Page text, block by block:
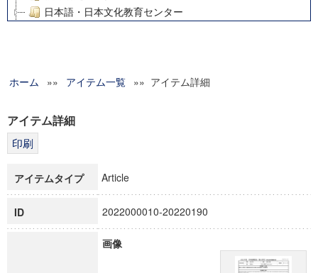
日本語・日本文化教育センター
グローバルリサーチインスティテュート
科学研究費補助金研究成果報告書
博士課程教育リーディングプログラム「超成熟社会発展のサ
ホーム »» アイテム一覧 »» アイテム詳細
アイテム詳細
アイテムタイプ Article
ID 2022000010-20220190
画像